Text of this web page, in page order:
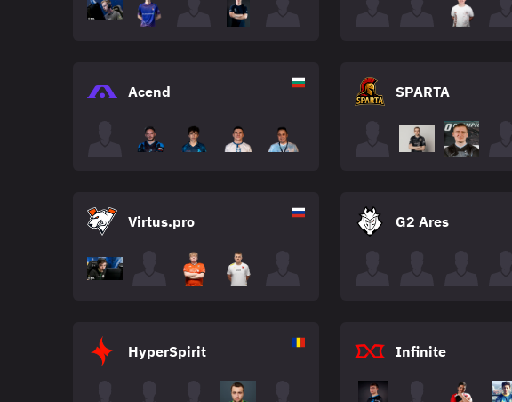
Acend SPARTA
Virtus.pro G2 Ares
HyperSpirit Infinite